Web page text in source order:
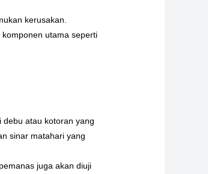
kerusakan.
utama seperti
debu atau kotoran yang
sinar matahari yang
juga akan diuji